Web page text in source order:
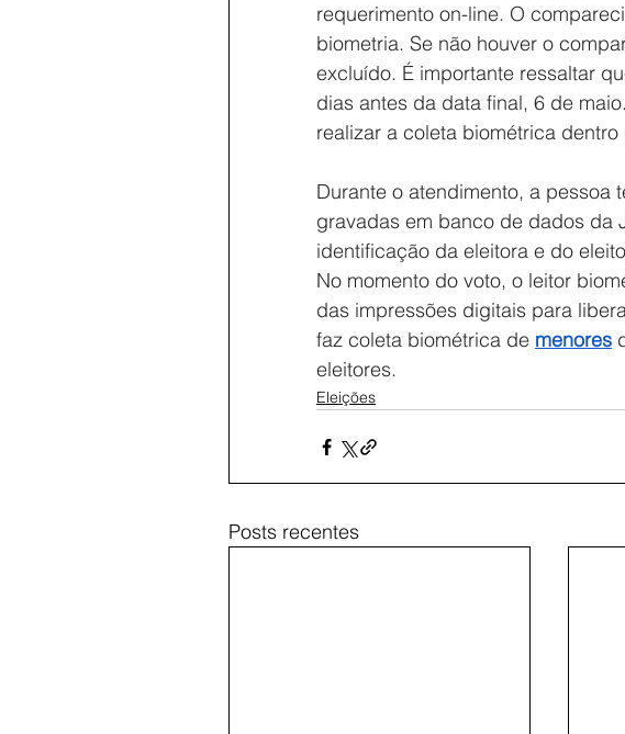
requerimento on-line. O
biometria. Se não houver o
excluído. É importante ressaltar
dias antes da data final, 6 de
realizar a coleta biométrica
Durante o atendimento, a pessoa
gravadas em banco de dados da
identificação da eleitora e do
No momento do voto, o leitor
das impressões digitais para
faz coleta biométrica de menores
eleitores.
Eleições
Posts recentes